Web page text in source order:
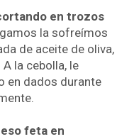
en trozos
la sofreímos
de aceite de oliva,
la cebolla, le
en dados durante
feta en